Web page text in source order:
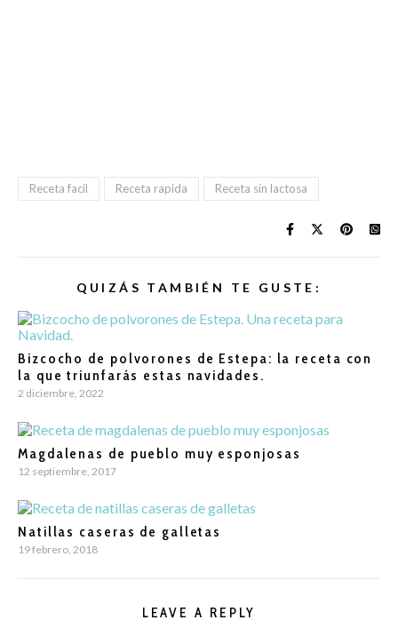
Receta facil Receta rapida Receta sin lactosa
QUIZÁS TAMBIÉN TE GUSTE:
Bizcocho de polvorones de Estepa: la receta con
la que triunfarás estas navidades.
2 diciembre, 2022
Magdalenas de pueblo muy esponjosas
12 septiembre, 2017
Natillas caseras de galletas
19 febrero, 2018
LEAVE A REPLY